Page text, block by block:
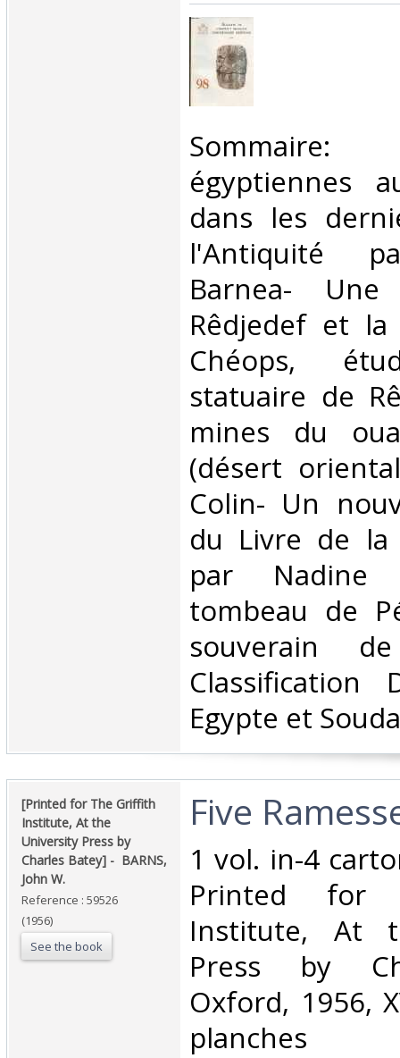
‎Sommaire:
égyptiennes
dans les
l'Antiquité
Barnea-
Rêdjedef et
Chéops,
statuaire de
mines du
(désert
Colin- Un
du Livre de la
par Nadine
tombeau de
souverain
Classification
Egypte et
‎[Printed for The Griffith
Institute, At the
University Press by
Charles Batey] - ‎ ‎BARNS,
John W.‎
Reference : 59526
(1956)
See the book
‎Five
‎1 vol. in-4
Printed for
Institute, At
Press by
Oxford, 1956,
planches‎